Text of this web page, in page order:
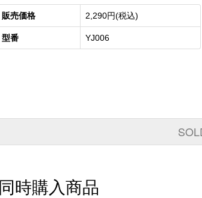
販売価格 2,290円(税込)
型番 YJ006
同時購入商品